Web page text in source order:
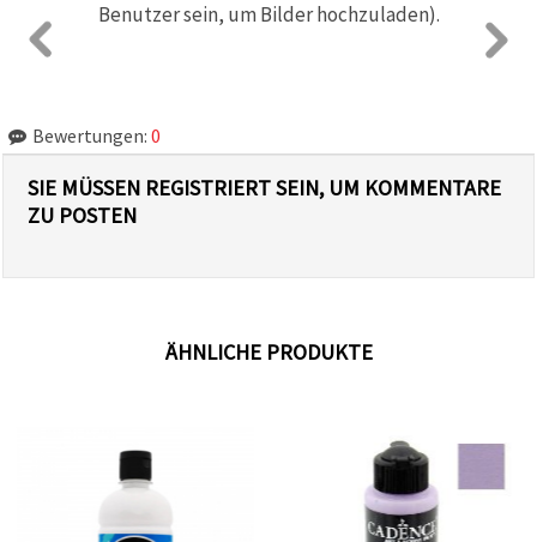
Benutzer sein, um Bilder hochzuladen).
Bewertungen: 0
SIE MÜSSEN REGISTRIERT SEIN, UM KOMMENTARE
ZU POSTEN
ÄHNLICHE PRODUKTE